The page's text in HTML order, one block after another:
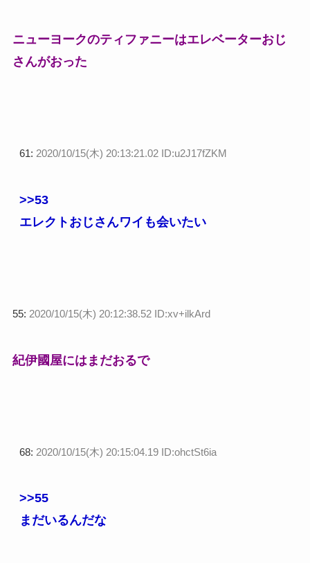
ニューヨークのティファニーはエレベーターおじ
さんがおった
61: 2020/10/15(木) 20:13:21.02 ID:u2J17fZKM
>>53
エレクトおじさんワイも会いたい
55: 2020/10/15(木) 20:12:38.52 ID:xv+ilkArd
紀伊國屋にはまだおるで
68: 2020/10/15(木) 20:15:04.19 ID:ohctSt6ia
>>55
まだいるんだな